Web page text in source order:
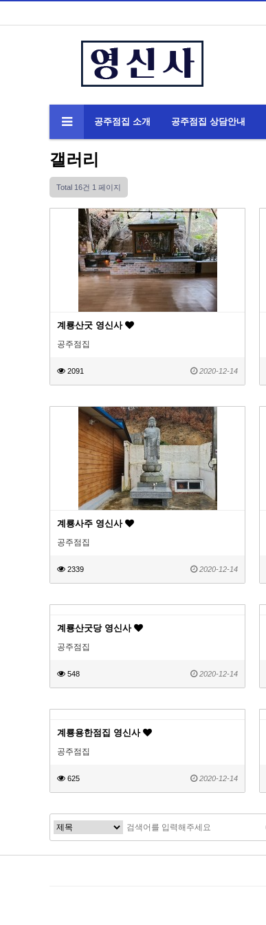
공주점집 소개 공주점집 상담안내
갤러리
Total 16건 1 페이지
계룡산굿 영신사
공주점집
2091 2020-12-14
계룡사주 영신사
공주점집
2339 2020-12-14
계룡산굿당 영신사
공주점집
548 2020-12-14
계룡용한점집 영신사
공주점집
625 2020-12-14